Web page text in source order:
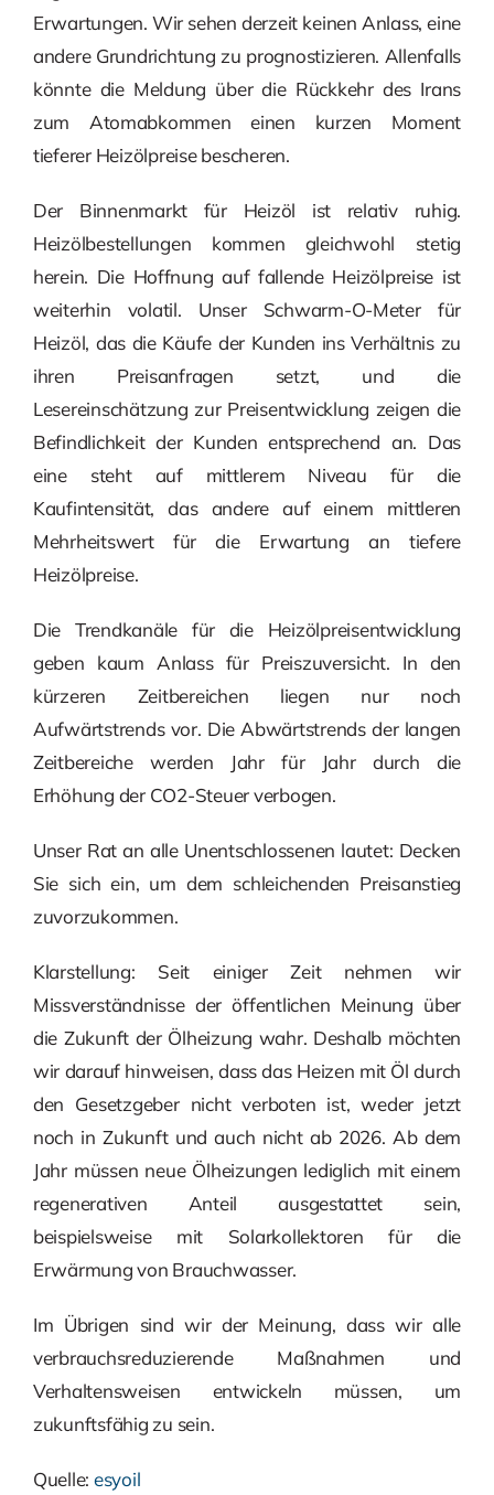
Erwartungen. Wir sehen derzeit keinen Anlass, eine
andere Grundrichtung zu prognostizieren. Allenfalls
könnte die Meldung über die Rückkehr des Irans
zum Atomabkommen einen kurzen Moment
tieferer Heizölpreise bescheren.
Der Binnenmarkt für Heizöl ist relativ ruhig.
Heizölbestellungen kommen gleichwohl stetig
herein. Die Hoffnung auf fallende Heizölpreise ist
weiterhin volatil. Unser Schwarm-O-Meter für
Heizöl, das die Käufe der Kunden ins Verhältnis zu
ihren Preisanfragen setzt, und die
Lesereinschätzung zur Preisentwicklung zeigen die
Befindlichkeit der Kunden entsprechend an. Das
eine steht auf mittlerem Niveau für die
Kaufintensität, das andere auf einem mittleren
Mehrheitswert für die Erwartung an tiefere
Heizölpreise.
Die Trendkanäle für die Heizölpreisentwicklung
geben kaum Anlass für Preiszuversicht. In den
kürzeren Zeitbereichen liegen nur noch
Aufwärtstrends vor. Die Abwärtstrends der langen
Zeitbereiche werden Jahr für Jahr durch die
Erhöhung der CO2-Steuer verbogen.
Unser Rat an alle Unentschlossenen lautet: Decken
Sie sich ein, um dem schleichenden Preisanstieg
zuvorzukommen.
Klarstellung: Seit einiger Zeit nehmen wir
Missverständnisse der öffentlichen Meinung über
die Zukunft der Ölheizung wahr. Deshalb möchten
wir darauf hinweisen, dass das Heizen mit Öl durch
den Gesetzgeber nicht verboten ist, weder jetzt
noch in Zukunft und auch nicht ab 2026. Ab dem
Jahr müssen neue Ölheizungen lediglich mit einem
regenerativen Anteil ausgestattet sein,
beispielsweise mit Solarkollektoren für die
Erwärmung von Brauchwasser.
Im Übrigen sind wir der Meinung, dass wir alle
verbrauchsreduzierende Maßnahmen und
Verhaltensweisen entwickeln müssen, um
zukunftsfähig zu sein.
Quelle: esyoil